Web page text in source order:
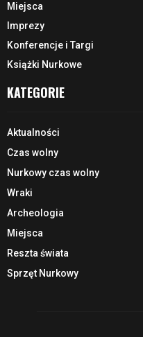
Miejsca
Imprezy
Konferencje i Targi
Książki Nurkowe
KATEGORIE
Aktualności
Czas wolny
Nurkowy czas wolny
Wraki
Archeologia
Miejsca
Reszta świata
Sprzęt Nurkowy